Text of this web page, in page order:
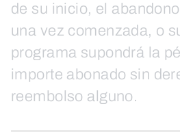
de su inicio, el
una vez comenzada, o
programa supondrá la
importe abonado sin
reembolso alguno.